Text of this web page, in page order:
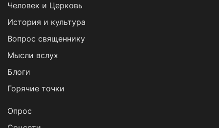
Человек и Церковь
История и культура
Вопрос священнику
Мысли вслух
Блоги
Горячие точки
Опрос